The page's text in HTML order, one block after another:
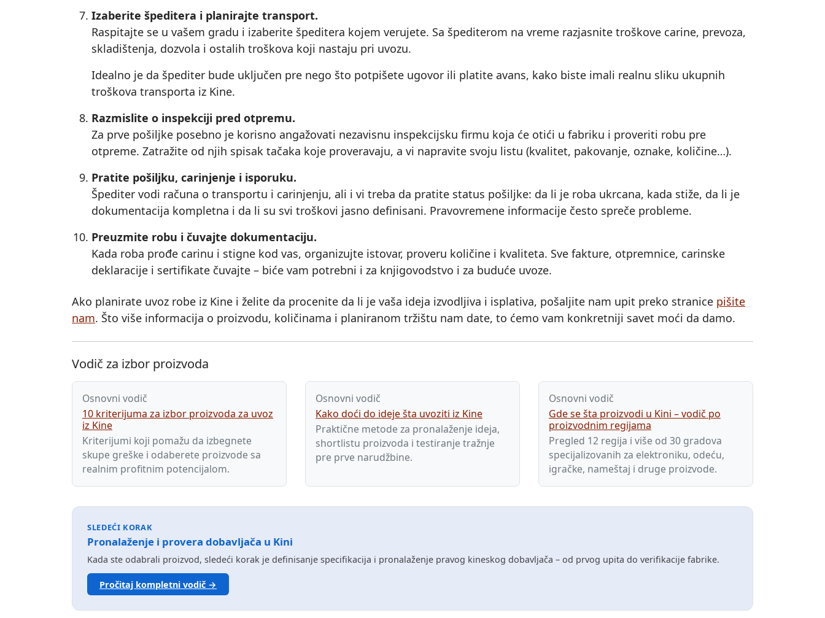
Izaberite špeditera i planirajte transport.
Raspitajte se u vašem gradu i izaberite špeditera kojem verujete. Sa špediterom na vreme razjasnite troškove carine, prevoza,
skladištenja, dozvola i ostalih troškova koji nastaju pri uvozu.
Idealno je da špediter bude uključen pre nego što potpišete ugovor ili platite avans, kako biste imali realnu sliku ukupnih
troškova transporta iz Kine.
Razmislite o inspekciji pred otpremu.
Za prve pošiljke posebno je korisno angažovati nezavisnu inspekcijsku firmu koja će otići u fabriku i proveriti robu pre
otpreme. Zatražite od njih spisak tačaka koje proveravaju, a vi napravite svoju listu (kvalitet, pakovanje, oznake, količine…).
Pratite pošiljku, carinjenje i isporuku.
Špediter vodi računa o transportu i carinjenju, ali i vi treba da pratite status pošiljke: da li je roba ukrcana, kada stiže, da li je
dokumentacija kompletna i da li su svi troškovi jasno definisani. Pravovremene informacije često spreče probleme.
Preuzmite robu i čuvajte dokumentaciju.
Kada roba prođe carinu i stigne kod vas, organizujte istovar, proveru količine i kvaliteta. Sve fakture, otpremnice, carinske
deklaracije i sertifikate čuvajte – biće vam potrebni i za knjigovodstvo i za buduće uvoze.
Ako planirate uvoz robe iz Kine i želite da procenite da li je vaša ideja izvodljiva i isplativa, pošaljite nam upit preko stranice pišite
nam. Što više informacija o proizvodu, količinama i planiranom tržištu nam date, to ćemo vam konkretniji savet moći da damo.
Vodič za izbor proizvoda
Osnovni vodič
10 kriterijuma za izbor proizvoda za uvoz
iz Kine
Kriterijumi koji pomažu da izbegnete
skupe greške i odaberete proizvode sa
realnim profitnim potencijalom.
Osnovni vodič
Kako doći do ideje šta uvoziti iz Kine
Praktične metode za pronalaženje ideja,
shortlistu proizvoda i testiranje tražnje
pre prve narudžbine.
Osnovni vodič
Gde se šta proizvodi u Kini – vodič po
proizvodnim regijama
Pregled 12 regija i više od 30 gradova
specijalizovanih za elektroniku, odeću,
igračke, nameštaj i druge proizvode.
SLEDEĆI KORAK
Pronalaženje i provera dobavljača u Kini
Kada ste odabrali proizvod, sledeći korak je definisanje specifikacija i pronalaženje pravog kineskog dobavljača – od prvog upita do verifikacije fabrike.
Pročitaj kompletni vodič →